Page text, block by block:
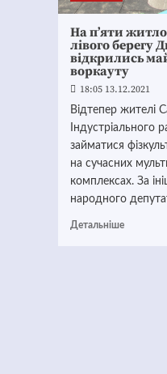
На п’яти
лівого берегу
відкрились
воркауту
18:05 13.12.2021
Відтепер жителі
Індустріального
займатися
на сучасних
комплексах. За
народного
Детальніше